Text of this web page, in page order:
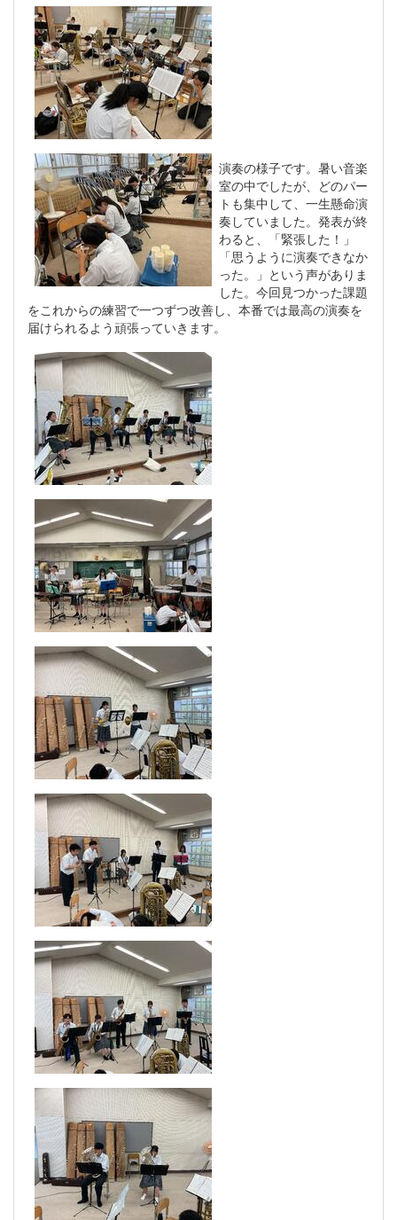
演奏の様子です。暑い音楽
室の中でしたが、どのパー
トも集中して、一生懸命演
奏していました。発表が終
わると、「緊張した！」
「思うように演奏できなか
った。」という声がありま
した。今回見つかった課題
をこれからの練習で一つずつ改善し、本番では最高の演奏を
届けられるよう頑張っていきます。